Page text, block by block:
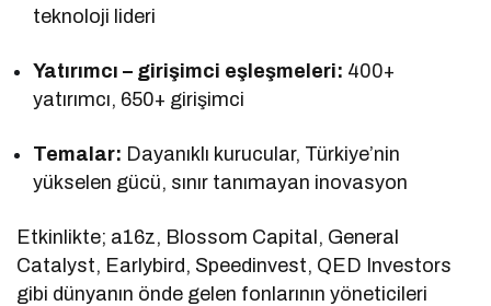
teknoloji lideri
Yatırımcı – girişimci eşleşmeleri: 400+
yatırımcı, 650+ girişimci
Temalar: Dayanıklı kurucular, Türkiye’nin
yükselen gücü, sınır tanımayan inovasyon
Etkinlikte; a16z, Blossom Capital, General
Catalyst, Earlybird, Speedinvest, QED Investors
gibi dünyanın önde gelen fonlarının yöneticileri